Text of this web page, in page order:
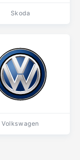
Skoda
Volkswagen